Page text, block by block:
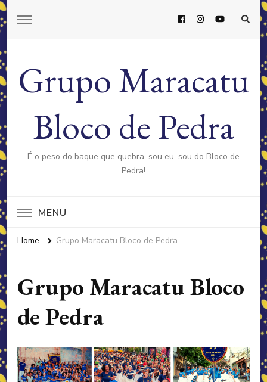
Grupo Maracatu
Bloco de Pedra
É o peso do baque que quebra, sou eu, sou do Bloco de
Pedra!
MENU
Home Grupo Maracatu Bloco de Pedra
Grupo Maracatu Bloco
de Pedra